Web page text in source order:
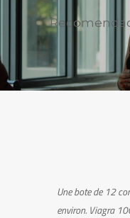
Une bote de 12
environ. Viagra